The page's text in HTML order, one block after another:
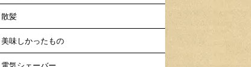
散髪
美味しかったもの
電気シェーバー